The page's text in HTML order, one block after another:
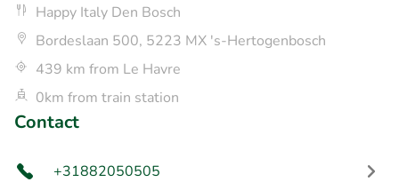
Happy Italy Den Bosch
Bordeslaan 500, 5223 MX 's-Hertogenbosch
439 km from Le Havre
0km from train station
Contact
+31882050505